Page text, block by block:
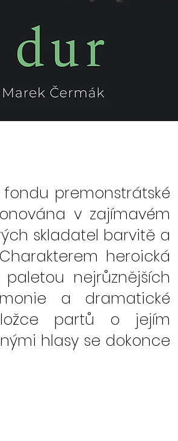
premonstrátské
v zajímavém
skladatel barvitě a
heroická
nejrůznějších
a dramatické
partů o jejím
hlasy se dokonce